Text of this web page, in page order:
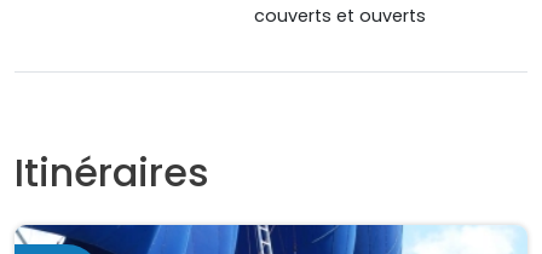
couverts et ouverts
Itinéraires